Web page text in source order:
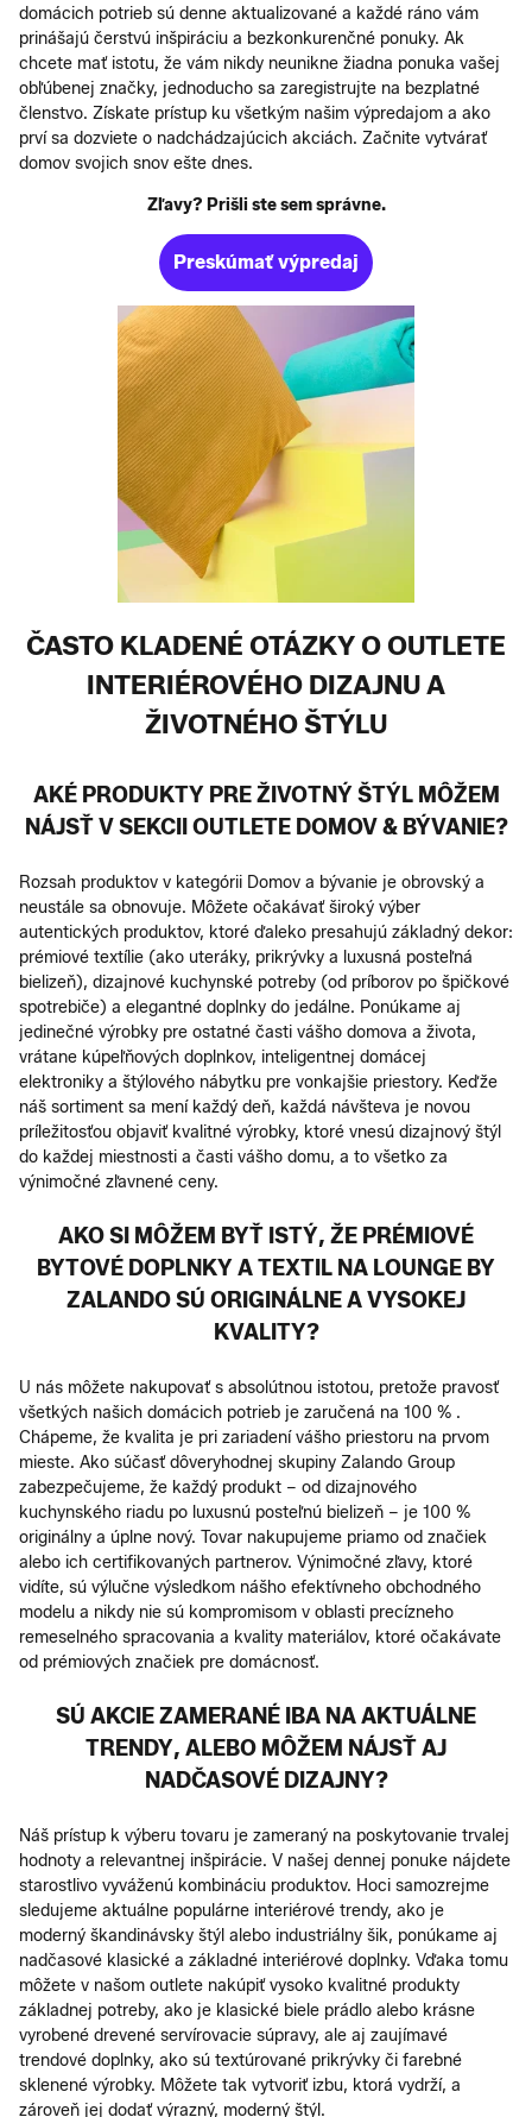
domácich potrieb sú denne aktualizované a každé ráno vám
prinášajú čerstvú inšpiráciu a bezkonkurenčné ponuky. Ak
chcete mať istotu, že vám nikdy neunikne žiadna ponuka vašej
obľúbenej značky, jednoducho sa zaregistrujte na bezplatné
členstvo. Získate prístup ku všetkým našim výpredajom a ako
prví sa dozviete o nadchádzajúcich akciách. Začnite vytvárať
domov svojich snov ešte dnes.
Zľavy? Prišli ste sem správne.
Preskúmať výpredaj
ČASTO KLADENÉ OTÁZKY O OUTLETE
INTERIÉROVÉHO DIZAJNU A
ŽIVOTNÉHO ŠTÝLU
AKÉ PRODUKTY PRE ŽIVOTNÝ ŠTÝL MÔŽEM
NÁJSŤ V SEKCII OUTLETE DOMOV & BÝVANIE?
Rozsah produktov v kategórii Domov a bývanie je obrovský a
neustále sa obnovuje. Môžete očakávať široký výber
autentických produktov, ktoré ďaleko presahujú základný dekor:
prémiové textílie (ako uteráky, prikrývky a luxusná posteľná
bielizeň), dizajnové kuchynské potreby (od príborov po špičkové
spotrebiče) a elegantné doplnky do jedálne. Ponúkame aj
jedinečné výrobky pre ostatné časti vášho domova a života,
vrátane kúpeľňových doplnkov, inteligentnej domácej
elektroniky a štýlového nábytku pre vonkajšie priestory. Keďže
náš sortiment sa mení každý deň, každá návšteva je novou
príležitosťou objaviť kvalitné výrobky, ktoré vnesú dizajnový štýl
do každej miestnosti a časti vášho domu, a to všetko za
výnimočné zľavnené ceny.
AKO SI MÔŽEM BYŤ ISTÝ, ŽE PRÉMIOVÉ
BYTOVÉ DOPLNKY A TEXTIL NA LOUNGE BY
ZALANDO SÚ ORIGINÁLNE A VYSOKEJ
KVALITY?
U nás môžete nakupovať s absolútnou istotou, pretože pravosť
všetkých našich domácich potrieb je zaručená na 100 % .
Chápeme, že kvalita je pri zariadení vášho priestoru na prvom
mieste. Ako súčasť dôveryhodnej skupiny Zalando Group
zabezpečujeme, že každý produkt – od dizajnového
kuchynského riadu po luxusnú posteľnú bielizeň – je 100 %
originálny a úplne nový. Tovar nakupujeme priamo od značiek
alebo ich certifikovaných partnerov. Výnimočné zľavy, ktoré
vidíte, sú výlučne výsledkom nášho efektívneho obchodného
modelu a nikdy nie sú kompromisom v oblasti precízneho
remeselného spracovania a kvality materiálov, ktoré očakávate
od prémiových značiek pre domácnosť.
SÚ AKCIE ZAMERANÉ IBA NA AKTUÁLNE
TRENDY, ALEBO MÔŽEM NÁJSŤ AJ
NADČASOVÉ DIZAJNY?
Náš prístup k výberu tovaru je zameraný na poskytovanie trvalej
hodnoty a relevantnej inšpirácie. V našej dennej ponuke nájdete
starostlivo vyváženú kombináciu produktov. Hoci samozrejme
sledujeme aktuálne populárne interiérové trendy, ako je
moderný škandinávsky štýl alebo industriálny šik, ponúkame aj
nadčasové klasické a základné interiérové doplnky. Vďaka tomu
môžete v našom outlete nakúpiť vysoko kvalitné produkty
základnej potreby, ako je klasické biele prádlo alebo krásne
vyrobené drevené servírovacie súpravy, ale aj zaujímavé
trendové doplnky, ako sú textúrované prikrývky či farebné
sklenené výrobky. Môžete tak vytvoriť izbu, ktorá vydrží, a
zároveň jej dodať výrazný, moderný štýl.